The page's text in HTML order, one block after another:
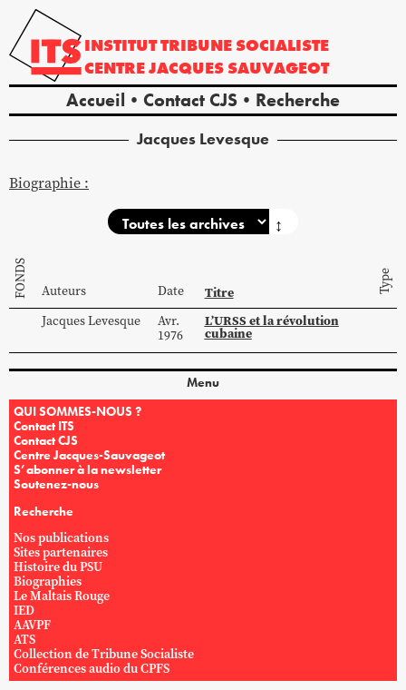
INSTITUTTRIBUNE SOCIALISTE
CENTREJACQUES SAUVAGEOT
Accueil Contact CJS Recherche
Jacques Levesque
Biographie :
↕
FONDS Auteurs Date Titre Type
JacquesLevesque
Avr.
1976
L’URSS et la révolution
cubaine
Menu
QUI SOMMES-NOUS ?
Contact ITS
Contact CJS
Centre Jacques-Sauvageot
S’abonner à la newsletter
Soutenez-nous
Recherche
Nos publications
Sites partenaires
Histoire du PSU
Biographies
Le Maltais Rouge
IED
AAVPF
ATS
Collection de Tribune Socialiste
Conférences audio du CPFS